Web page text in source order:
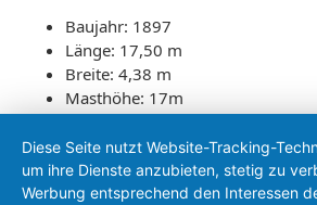
Baujahr: 1897
Länge: 17,50 m
Breite: 4,38 m
Masthöhe: 17m
Tiefgang: 0,90 m
Gewicht: 25 t
Zuladung: 55 t
Segelfläche: 120m²
Diese Seite nutzt Website-Tracking-
um ihre Dienste anzubieten, stetig zu
Werbung entsprechend den Interessen